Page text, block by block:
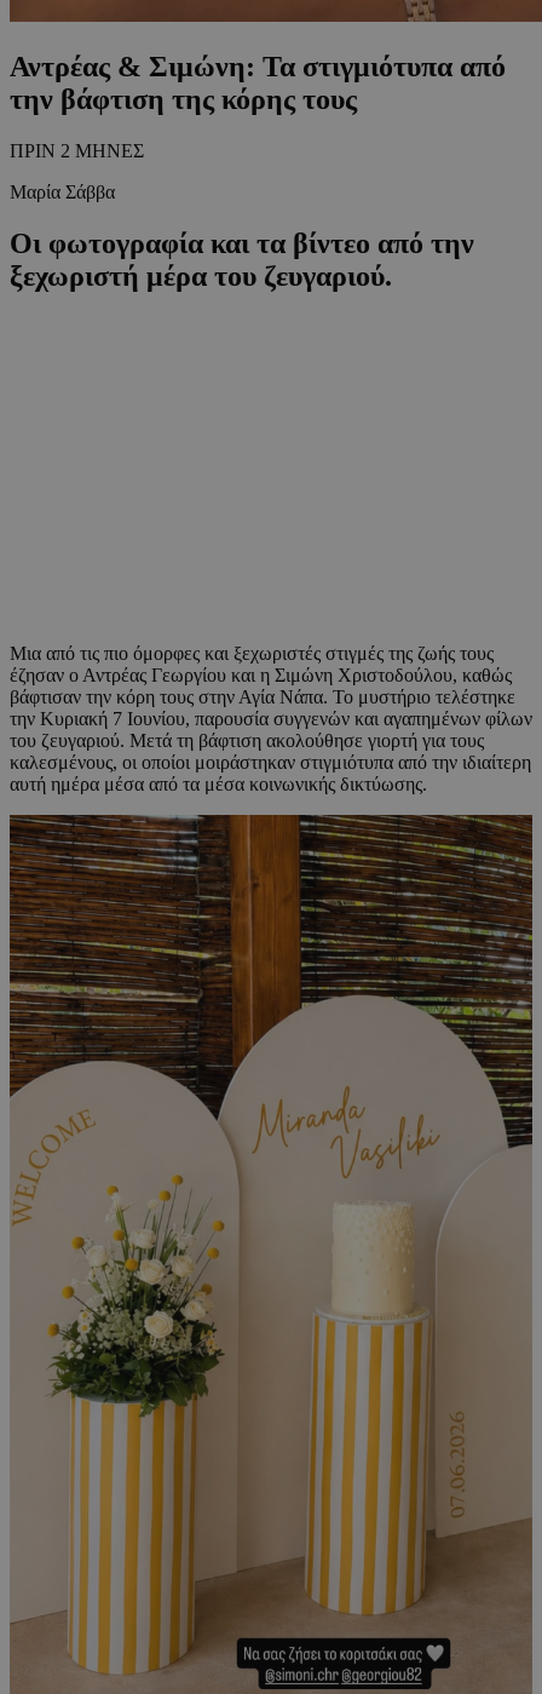
Αντρέας & Σιμώνη: Τα στιγμιότυπα από
την βάφτιση της κόρης τους
ΠΡΙΝ 2 ΜΗΝΕΣ
Μαρία Σάββα
Οι φωτογραφία και τα βίντεο από την
ξεχωριστή μέρα του ζευγαριού.
Μια από τις πιο όμορφες και ξεχωριστές στιγμές της ζωής τους
έζησαν ο Αντρέας Γεωργίου και η Σιμώνη Χριστοδούλου, καθώς
βάφτισαν την κόρη τους στην Αγία Νάπα. Το μυστήριο τελέστηκε
την Κυριακή 7 Ιουνίου, παρουσία συγγενών και αγαπημένων φίλων
του ζευγαριού. Μετά τη βάφτιση ακολούθησε γιορτή για τους
καλεσμένους, οι οποίοι μοιράστηκαν στιγμιότυπα από την ιδιαίτερη
αυτή ημέρα μέσα από τα μέσα κοινωνικής δικτύωσης.